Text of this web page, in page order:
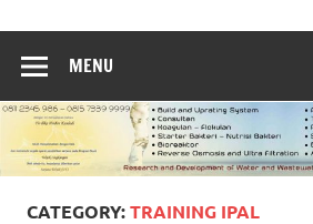
MENU
CATEGORY:TRAINING IPAL